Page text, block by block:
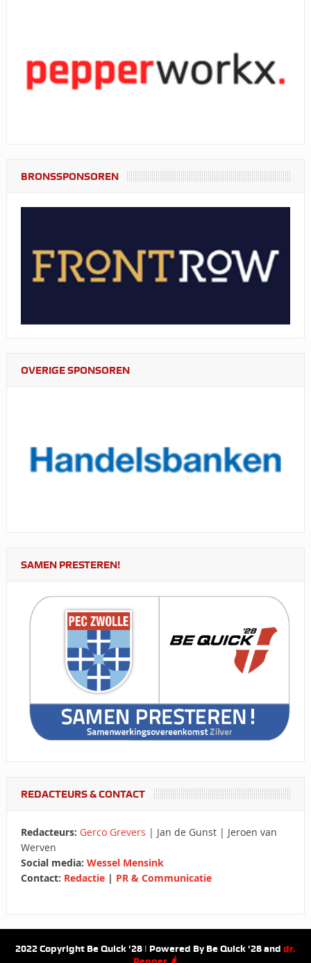
BRONSSPONSOREN
OVERIGE SPONSOREN
SAMEN PRESTEREN!
REDACTEURS & CONTACT
Redacteurs: Gerco Grevers | Jan de Gunst | Jeroen van
Werven
Social media: Wessel Mensink
Contact: Redactie| PR & Communicatie
2022 Copyright Be Quick '28 | Powered By Be Quick '28 and dr.